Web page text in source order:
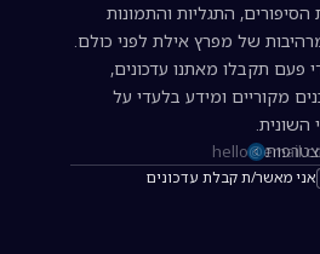
הסיפורים, התגליות והתמונות
של מפרץ אילת לפני כולם.
פעם תקבלו מאתנו עדכונים,
מקוריים ומידע בלעדי על
השונית.
אימייל להרשמה לניוזלטר
אני מאשר/ת קבלת עדכונים